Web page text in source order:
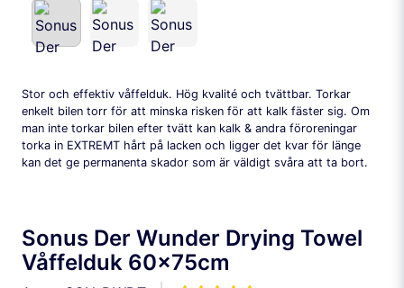
Stor och effektiv våffelduk. Hög kvalité och tvättbar. Torkar
enkelt bilen torr för att minska risken för att kalk fäster sig. Om
man inte torkar bilen efter tvätt kan kalk & andra föroreningar
torka in EXTREMT hårt på lacken och ligger det kvar för länge
kan det ge permanenta skador som är väldigt svåra att ta bort.
Sonus Der Wunder Drying Towel
Våffelduk 60x75cm